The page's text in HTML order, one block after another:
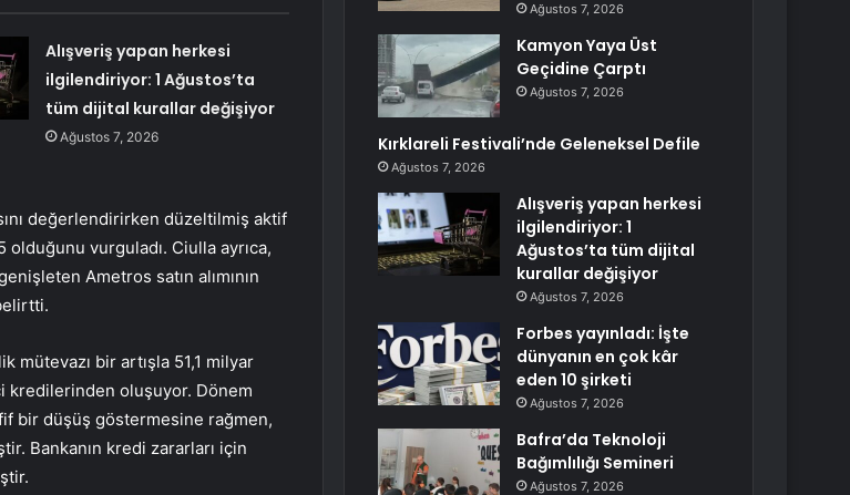
Alışveriş yapan herkesi
ilgilendiriyor: 1 Ağustos’ta
tüm dijital kurallar değişiyor
Ağustos 7, 2026
değerlendirirken düzeltilmiş aktif
olduğunu vurguladı. Ciulla ayrıca,
Ametros satın alımının
mütevazı bir artışla 51,1 milyar
kredilerinden oluşuyor. Dönem
bir düşüş göstermesine rağmen,
Bankanın kredi zararları için
Ağustos 7, 2026
Kamyon Yaya Üst
Geçidine Çarptı
Ağustos 7, 2026
Kırklareli Festivali’nde Geleneksel Defile
Ağustos 7, 2026
Alışveriş yapan herkesi
ilgilendiriyor: 1
Ağustos’ta tüm dijital
kurallar değişiyor
Ağustos 7, 2026
Forbes yayınladı: İşte
dünyanın en çok kâr
eden 10 şirketi
Ağustos 7, 2026
Bafra’da Teknoloji
Bağımlılığı Semineri
Ağustos 7, 2026